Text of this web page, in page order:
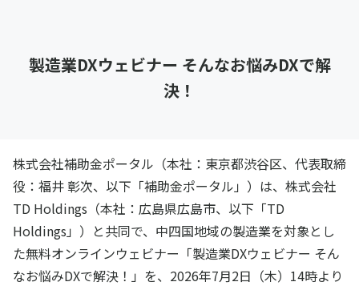
製造業DXウェビナー そんなお悩みDXで解
決！
株式会社補助金ポータル（本社：東京都渋谷区、代表取締
役：福井 彰次、以下「補助金ポータル」）は、株式会社
TD Holdings（本社：広島県広島市、以下「TD
Holdings」）と共同で、中四国地域の製造業を対象とし
た無料オンラインウェビナー「製造業DXウェビナー そん
なお悩みDXで解決！」を、2026年7月2日（木）14時より